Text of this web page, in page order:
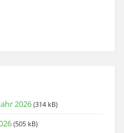
2026(314 kB)
(505 kB)